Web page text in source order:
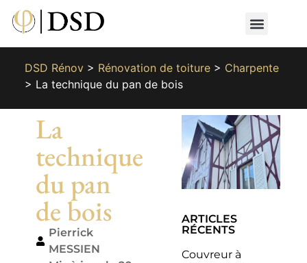
DSD Rénov> Rénovation de toiture> Charpente
> La technique du pan de bois
La
technique
du pan
de bois
Pierrick
MESSIEN
ARTICLES
RÉCENTS
Couvreur à